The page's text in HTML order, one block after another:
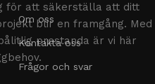
för att säkerställa att ditt
blir en framgång. Med
prestanda är vi här
Om oss
Kontakta oss
Frågor och svar